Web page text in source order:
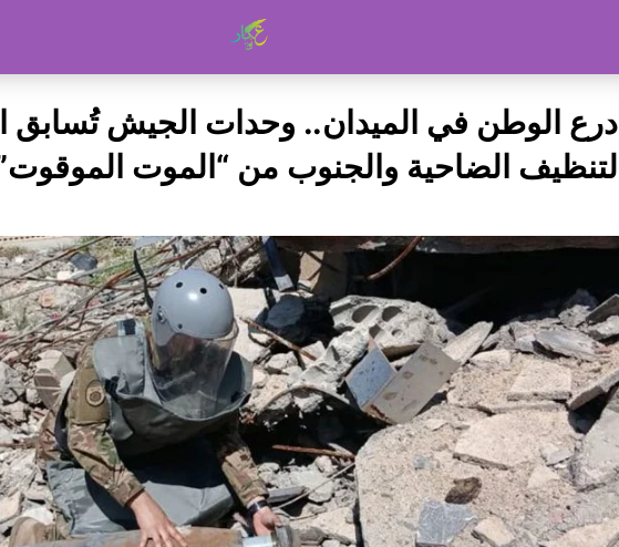
درع الوطن في الميدان.. وحدات الجيش تُسابق
لتنظيف الضاحية والجنوب من “الموت